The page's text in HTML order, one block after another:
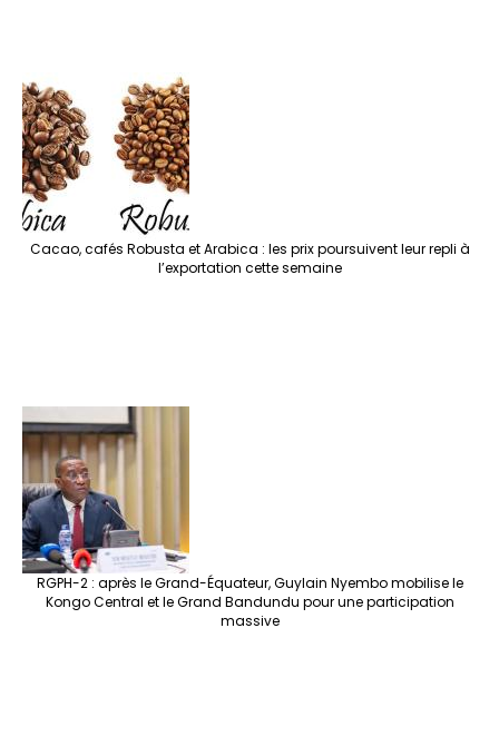
Cacao, cafés Robusta et Arabica : les prix poursuivent leur repli à
l’exportation cette semaine
RGPH-2 : après le Grand-Équateur, Guylain Nyembo mobilise le
Kongo Central et le Grand Bandundu pour une participation
massive